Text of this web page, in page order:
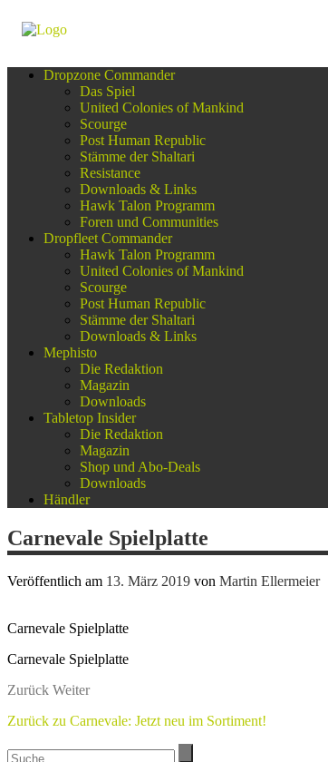
Dropzone Commander
Das Spiel
United Colonies of Mankind
Scourge
Post Human Republic
Stämme der Shaltari
Resistance
Downloads & Links
Hawk Talon Programm
Foren und Communities
Dropfleet Commander
Hawk Talon Programm
United Colonies of Mankind
Scourge
Post Human Republic
Stämme der Shaltari
Downloads & Links
Mephisto
Die Redaktion
Magazin
Downloads
Tabletop Insider
Die Redaktion
Magazin
Shop und Abo-Deals
Downloads
Händler
Carnevale Spielplatte
Veröffentlich am 13. März 2019 von Martin Ellermeier
Carnevale Spielplatte
Carnevale Spielplatte
Zurück Weiter
Zurück zu Carnevale: Jetzt neu im Sortiment!